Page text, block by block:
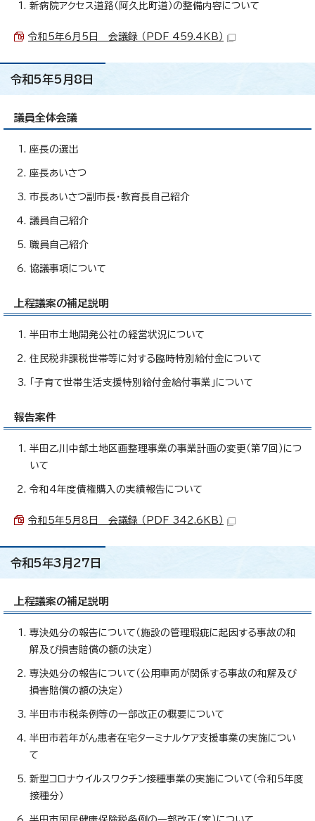
新病院アクセス道路（阿久比町道）の整備内容について
令和5年6月5日 会議録 （PDF 459.4KB）
令和5年5月8日
議員全体会議
座長の選出
座長あいさつ
市長あいさつ副市長・教育長自己紹介
議員自己紹介
職員自己紹介
協議事項について
上程議案の補足説明
半田市土地開発公社の経営状況について
住民税非課税世帯等に対する臨時特別給付金について
「子育て世帯生活支援特別給付金給付事業」について
報告案件
半田乙川中部土地区画整理事業の事業計画の変更（第7回）につ
いて
令和4年度債権購入の実績報告について
令和5年5月8日 会議録 （PDF 342.6KB）
令和5年3月27日
上程議案の補足説明
専決処分の報告について（施設の管理瑕疵に起因する事故の和
解及び損害賠償の額の決定）
専決処分の報告について（公用車両が関係する事故の和解及び
損害賠償の額の決定）
半田市市税条例等の一部改正の概要について
半田市若年がん患者在宅ターミナルケア支援事業の実施につい
て
新型コロナウイルスワクチン接種事業の実施について（令和5年度
接種分）